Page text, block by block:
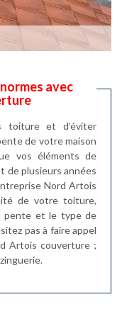
avec
toiture et d’éviter
de votre maison
vos éléments de
de plusieurs années
Nord Artois
de votre toiture,
pente et le type de
pas à faire appel
Artois couverture ;